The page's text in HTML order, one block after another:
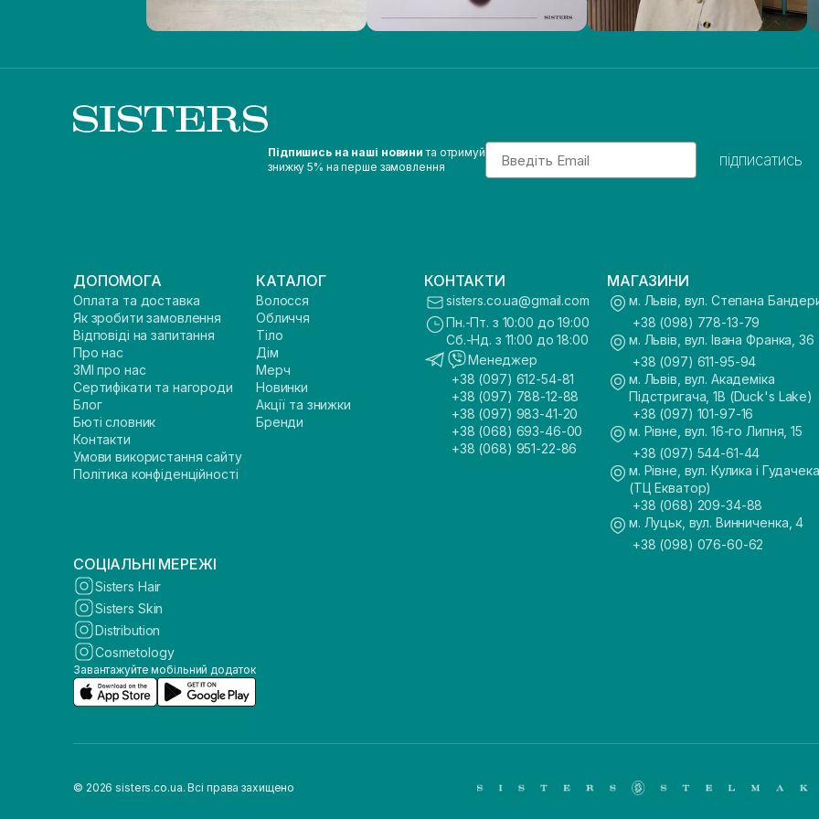
Підпишись на наші новини та отримуй
знижку 5% на перше замовлення
Email
підписатись
ДОПОМОГА
Оплата та доставка
Як зробити замовлення
Відповіді на запитання
Про нас
ЗМІ про нас
Сертифікати та нагороди
Блог
Бюті словник
Контакти
Умови використання сайту
Політика конфіденційності
КАТАЛОГ
Волосся
Обличчя
Тіло
Дім
Мерч
Новинки
Акції та знижки
Бренди
КОНТАКТИ
sisters.co.ua@gmail.com
Пн.-Пт. з 10:00 до 19:00
Сб.-Нд. з 11:00 до 18:00
Менеджер
+38 (097) 612-54-81
+38 (097) 788-12-88
+38 (097) 983-41-20
+38 (068) 693-46-00
+38 (068) 951-22-86
МАГАЗИНИ
м. Львів, вул. Степана
+38 (098) 778-13-79
м. Львів, вул. Івана Франка, 36
+38 (097) 611-95-94
м. Львів, вул. Академіка
Підстригача, 1В (Duck's Lake)
+38 (097) 101-97-16
м. Рівне, вул. 16-го Липня, 15
+38 (097) 544-61-44
м. Рівне, вул. Кулика і
(ТЦ Екватор)
+38 (068) 209-34-88
м. Луцьк, вул. Винниченка, 4
+38 (098) 076-60-62
СОЦІАЛЬНІ МЕРЕЖІ
Sisters Hair
Sisters Skin
Distribution
Cosmetology
Завантажуйте мобільний додаток
© 2026 sisters.co.ua. Всі права захищено